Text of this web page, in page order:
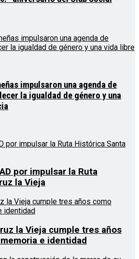
impulsaron una agenda de
la igualdad de género y una
por impulsar la Ruta
la Vieja
la Vieja cumple tres años
e identidad